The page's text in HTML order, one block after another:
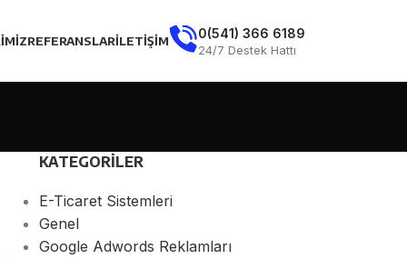
REFERANSLARİLETIŞIM 0(541) 366 6189
24/7 Destek Hattı
KATEGORILER
E-Ticaret Sistemleri
Genel
Google Adwords Reklamları